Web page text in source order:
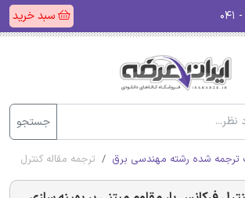
سبد خرید
جستجو
ترجمه شده رشته مهندسی برق ترجمه مقاله کنترل